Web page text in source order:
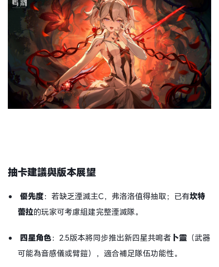
抽卡建議與版本展望
優先度：若缺乏湮滅主C，弗洛洛值得抽取；已有坎特
蕾拉的玩家可考慮組建完整湮滅隊。
四星角色：2.5版本將同步推出新四星共鳴者 卜靈 （武器
可能為音感儀或臂鎧），適合補足隊伍功能性。